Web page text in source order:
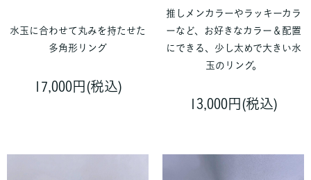
水玉に合わせて丸みを持たせた
多角形リング
17,000円(税込)
推しメンカラーやラッキーカラ
ーなど、お好きなカラー＆配置
にできる、少し太めで大きい水
玉のリング。
13,000円(税込)